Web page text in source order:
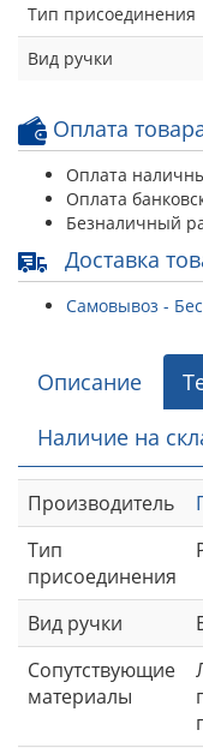
Тип присоединения
Вид ручки
Оплата
Оплата
Оплата
Безналичный
Доставка
Самовывоз -
Описание
Наличие на
Производитель
Тип
присоединения
Вид ручки
Сопутствующие
материалы